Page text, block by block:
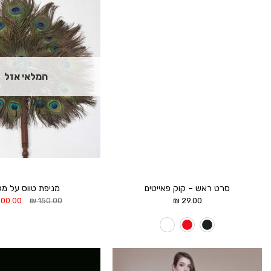
סרט ראש – קוק פאייטים
29.00
₪
המלאי אזל
מניפת טווס על
150.00
₪
המחיר